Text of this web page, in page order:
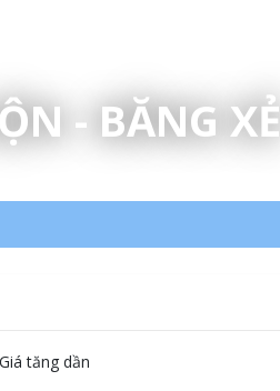
- BĂNG XẺ
Giá tăng dần